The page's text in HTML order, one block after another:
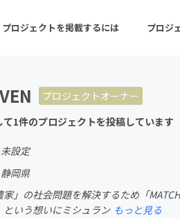
プロジェクトを掲載するには プロジ
注目の新着プロジェクト
楽
ーム・サービス開発
プロジェクトオーナー
1件のプロジェクトを投稿しています
設定
岡県
家」の社会問題を解決するため「
いう想いにミシュラン もっと見る